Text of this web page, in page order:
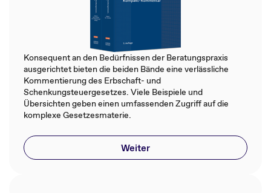
Konsequent an den Bedürfnissen der Beratungspraxis
ausgerichtet bieten die beiden Bände eine verlässliche
Kommentierung des Erbschaft- und
Schenkungsteuergesetzes. Viele Beispiele und
Übersichten geben einen umfassenden Zugriff auf die
komplexe Gesetzesmaterie.
Weiter